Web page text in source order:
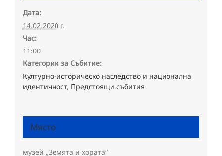
Дата:
14.02.2020 г.
Час:
11:00
Категории за Събитие:
Културно-историческо наследство и национална
идентичност, Предстоящи събития
Място
музей „Земята и хората“